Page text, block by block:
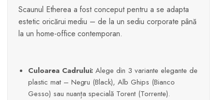
Scaunul Etherea a fost conceput pentru a se adapta
estetic oricărui mediu – de la un sediu corporate până
la un home-office contemporan.
Culoarea Cadrului: Alege din 3 variante elegante de
plastic mat – Negru (Black), Alb Ghips (Bianco
Gesso) sau nuanța specială Torent (Torrente).